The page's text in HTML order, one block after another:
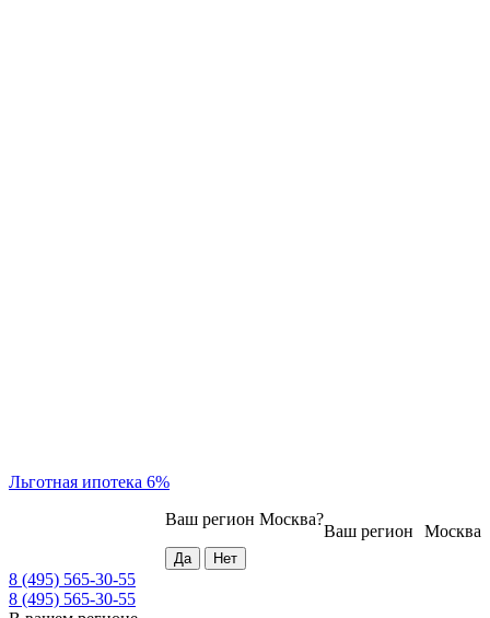
Льготная ипотека 6%
Москва
Ваш регион
Ваш регион Москва?
8 (495) 565-30-55
8 (495) 565-30-55